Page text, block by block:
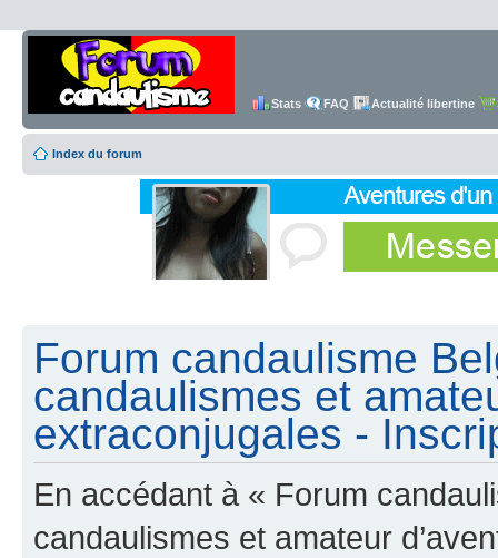
Stats FAQ Actualité libertine
Index du forum
Forum candaulisme
candaulismes et
extraconjugales -
En accédant à « Forum
candaulismes et amateur